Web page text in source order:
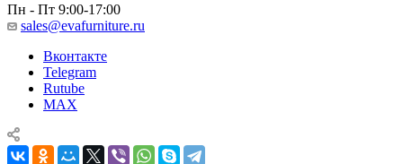
Пн - Пт 9:00-17:00
sales@evafurniture.ru
Вконтакте
Telegram
Rutube
MAX